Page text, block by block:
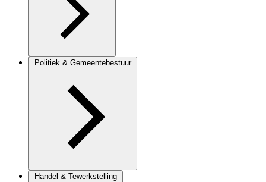
Politiek & Gemeentebestuur
Handel & Tewerkstelling